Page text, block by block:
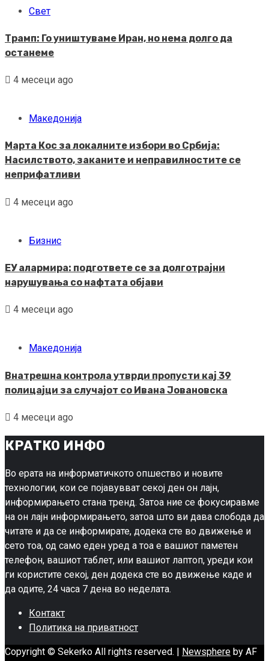
Свет
Трамп: Го уништуваме Иран, но нема долго да
останеме
4 месеци ago
Македонија
Марта Кос за локалните избори во Србија:
Насилството, заканите и неправилностите се
неприфатливи
4 месеци ago
Бизнис
ЕУ алармира: подгответе се за долготрајни
нарушувања со нафтата објави
4 месеци ago
Македонија
Внатрешна контрола утврди пропусти кај 39
полицајци за случајот со Ивана Јовановска
4 месеци ago
КРАТКО ИНФО
Во ерата на информатичкото опшество и новите
технологии, кои се појавувват секој ден он лајн,
информирањето стана тренд. Затоа ние се фокусиравме
на он лајн информирањето, затоа што ви дава слобода да
читате и да се информирате, додека сте во движење и
сето тоа, од само еден уред а тоа е вашиот паметен
телефон, вашиот таблет, или вашиот лаптоп, уреди кои
ги користите секој, ден додека сте во движење каде и
да одите, 24 часа 7 дена во неделата.
Контакт
Политика на приватност
Copyright © Sekerko All rights reserved. Newsphere by AF